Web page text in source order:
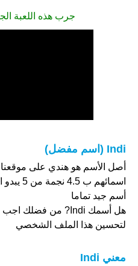
جرب هذه اللعبة
Indi (اسم مفضل)
أسم جيد تماما
هل أسمك Indi? من فضلك اجب على
لتحسين هذا الملف الشخصي
معني Indi